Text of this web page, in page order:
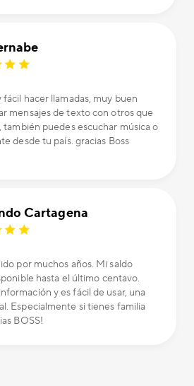
hacer llamadas, muy buen
mensajes de texto con otros que
también puedes escuchar música o
desde tu país. gracias Boss
Cartagena
por muchos años. Mi saldo
hasta el último centavo.
y es fácil de usar, una
Especialmente si tienes familia
BOSS!